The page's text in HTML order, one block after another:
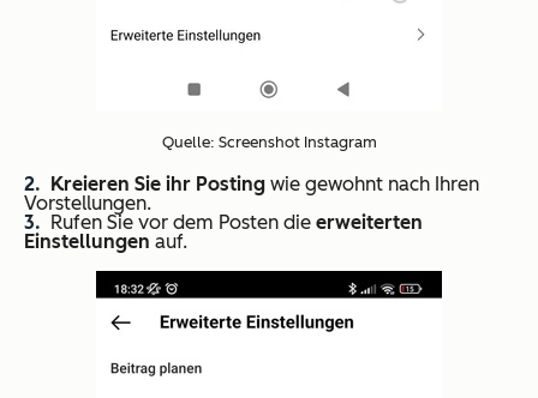
Quelle: Screenshot Instagram
Kreieren Sie ihr Posting wie gewohnt nach Ihren
Vorstellungen.
Rufen Sie vor dem Posten die erweiterten
Einstellungen auf.